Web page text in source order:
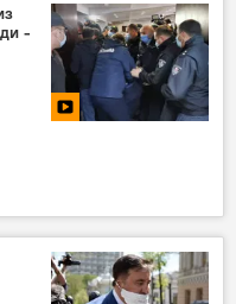
-
Зугдиди
из Грузии